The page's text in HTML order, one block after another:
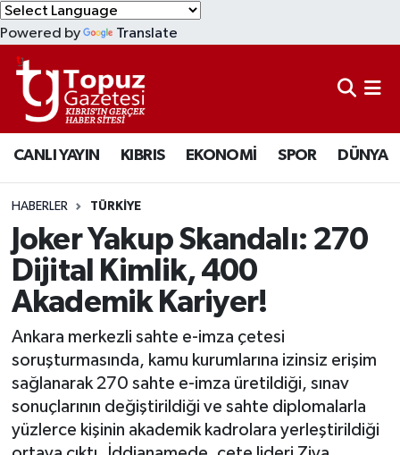
Powered by Translate
CANLI YAYIN KIBRIS EKONOMİ SPOR DÜNYA
HABERLER TÜRKİYE
Joker Yakup Skandalı: 270
Dijital Kimlik, 400
Akademik Kariyer!
Ankara merkezli sahte e-imza çetesi
soruşturmasında, kamu kurumlarına izinsiz erişim
sağlanarak 270 sahte e-imza üretildiği, sınav
sonuçlarının değiştirildiği ve sahte diplomalarla
yüzlerce kişinin akademik kadrolara yerleştirildiği
KIBRIS
DÜNYA
EKONOMİ
MAGAZİN
SAĞLIK
SPOR
TEKNOLOJİ
TÜRKİYE
Lefkoşa Nöbetçi Eczaneler
Lefkoşa Hava Durumu
Lefkoşa Trafik Yoğunluk Haritası
Süper Lig Puan Durumu ve Fikstür
Tüm Manşetler
Son Dakika Haberleri
Haber Arşivi